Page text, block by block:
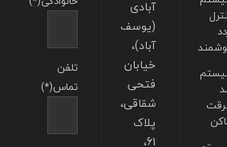
تلفن
تماس(*)
آبادی
(یوسف
آباد)،
خیابان
فتحی
شقاقی،
پلاک
61،